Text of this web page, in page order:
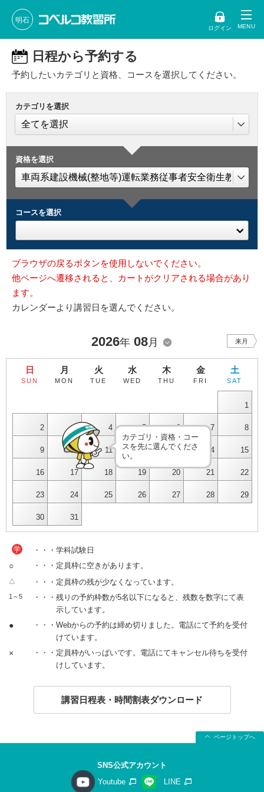
明石
ログイン
日程から予約する
予約したいカテゴリと資格、コースを選択してください。
カテゴリを選択
資格を選択
コースを選択
ブラウザの戻るボタンを使用しないでください。
他ページへ遷移されると、カートがクリアされる場合があり
ます。
カレンダーより講習日を選んでください。
2026年 08月 来月
日
SUN
月
MON
火
TUE
水
WED
木
THU
金
FRI
土
SAT
1
2 3 4 5 6 7 8
9 10 11 12 13 14 15
16 17 18 19 20 21 22
23 24 25 26 27 28 29
30 31
カテゴリ・資格・コー
スを先に選んでくださ
い。
学 ・・・学科試験日
○ ・・・定員枠に空きがあります。
△ ・・・定員枠の残が少なくなっています。
1～5
・・・残りの予約枠数が5名以下になると、残数を数字にて表
示しています。
●
・・・Webからの予約は締め切りました。電話にて予約を受付
けています。
×
・・・定員枠がいっぱいです。電話にてキャンセル待ちを受付
けしています。
講習日程表・時間割表ダウンロード
ページトップへ
SNS公式アカウント
Youtube
LINE